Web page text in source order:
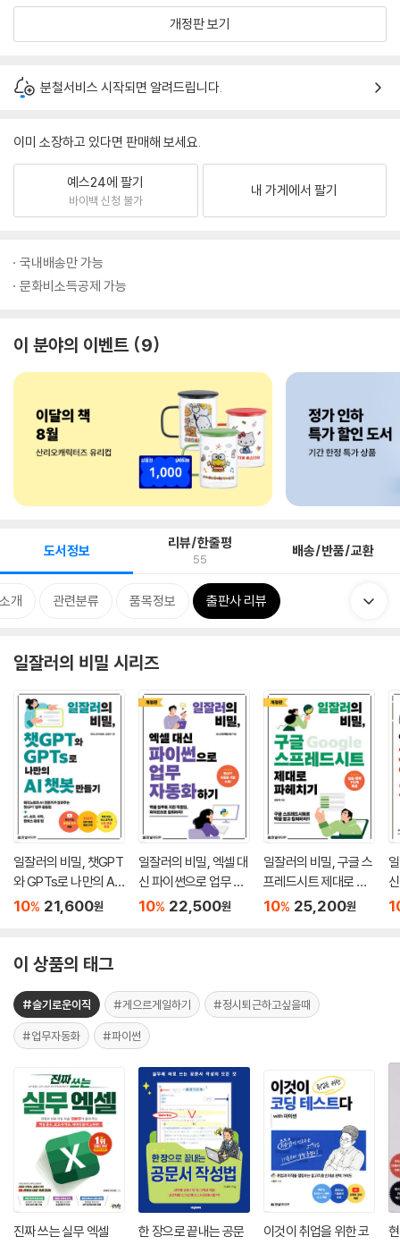
개정판 보기
분철서비스 시작되면 알려드립니다.
이미 소장하고 있다면 판매해 보세요.
예스24에 팔기
바이백 신청 불가
내 가게에서 팔기
국내배송만 가능
문화비소득공제 가능
이 분야의 이벤트 9
도서정보 리뷰/한줄평
55 배송/반품/교환
개 관련분류 품목정보 출판사 리뷰
일잘러의 비밀 시리즈
일잘러의 비밀, 챗GPT
와 GPTs로 나만의 AI
챗봇 만들기
10% 21,600원
일잘러의 비밀, 엑셀 대
신 파이썬으로 업무 자
동화하기
10% 22,500원
일잘러의 비밀, 구글 스
프레드시트 제대로 파
헤치기
10% 25,200원
이 상품의 태그
#슬기로운이직 #게으르게일하기 #정시퇴근하고싶을때
#업무자동화 #파이썬
진짜 쓰는 실무 엑셀
한 장으로 끝내는 공문
이것이 취업을 위한 코